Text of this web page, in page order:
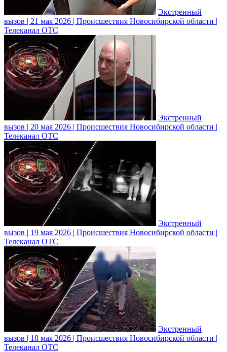
Экстренный
вызов | 21 мая 2026 | Происшествия Новосибирской области |
Телеканал ОТС
Экстренный
вызов | 20 мая 2026 | Происшествия Новосибирской области |
Телеканал ОТС
Экстренный
вызов | 19 мая 2026 | Происшествия Новосибирской области |
Телеканал ОТС
Экстренный
вызов | 18 мая 2026 | Происшествия Новосибирской области |
Телеканал ОТС